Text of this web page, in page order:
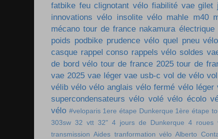
fatbike feu clignotant vélo fiabilité vae gilet
innovations vélo insolite vélo mahle m40
mécano tour de france nakamura électrique
poids podbike prudence vélo quel pneu vélo
casque rappel conso rappels vélo soldes
de bord vélo tour de france 2025 tour de
vae 2025 vae léger vae usb-c vol de vélo
vélib vélo vélo anglais vélo fermé vélo léger
supercondensateurs vélo volé vélo écolo
vélo #veloparis 1ere étape Dunkerque 1ère étape
303sw 32 vtt 32" 4 jours de Dunkerque 4 roues
transmission Aides tranformation vélo Alberto